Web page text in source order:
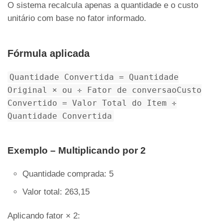
O sistema recalcula apenas a quantidade e o custo
unitário com base no fator informado.
Fórmula aplicada
Quantidade Convertida = Quantidade
Original × ou ÷ Fator de conversaoCusto
Convertido = Valor Total do Item ÷
Quantidade Convertida
Exemplo – Multiplicando por 2
Quantidade comprada: 5
Valor total: 263,15
Aplicando fator × 2: